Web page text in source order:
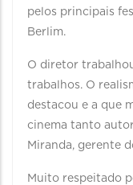
pelos principais
Berlim.
O diretor
trabalhos. O
destacou e a que
cinema tanto
Miranda, gerente
Muito respeitado